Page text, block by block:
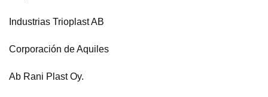
Industrias Trioplast AB
Corporación de Aquiles
Ab Rani Plast Oy.